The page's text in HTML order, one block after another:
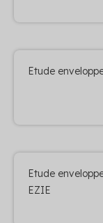
Etude
Etude
EZIE